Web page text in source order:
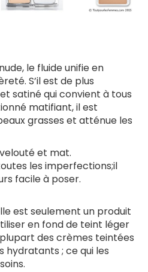
le fluide unifie en
S’il est de plus
satiné qui convient à tous
matifiant, il est
grasses et atténue les
et mat.
les imperfections;il
facile à poser.
est seulement un produit
en fond de teint léger
des crèmes teintées
hydratants ; ce qui les